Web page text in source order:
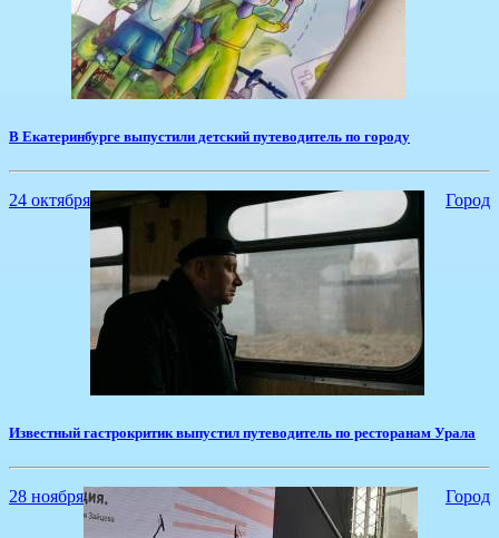
В Екатеринбурге выпустили детский путеводитель по городу
24 октября Город
Известный гастрокритик выпустил путеводитель по ресторанам Урала
28 ноября Город